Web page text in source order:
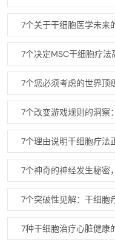
7个关于干细胞医学未来
7个决定MSC干细胞疗
7个您必须考虑的世界顶
7个改变游戏规则的洞察
7个理由说明干细胞疗法
7个神奇的神经发生秘密
7个突破性见解：干细胞
7种干细胞治疗心脏健康